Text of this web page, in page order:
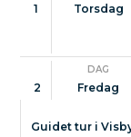
vakre
butikken
bomull og ull,
skaper unike
et must for alle
toppklasse!
1 Torsdag
2
DAG
Fredag
Guidet tur i